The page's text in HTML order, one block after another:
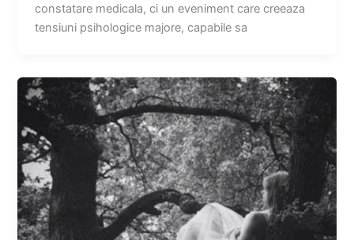
constatare medicala, ci un eveniment care creeaza
tensiuni psihologice majore, capabile sa